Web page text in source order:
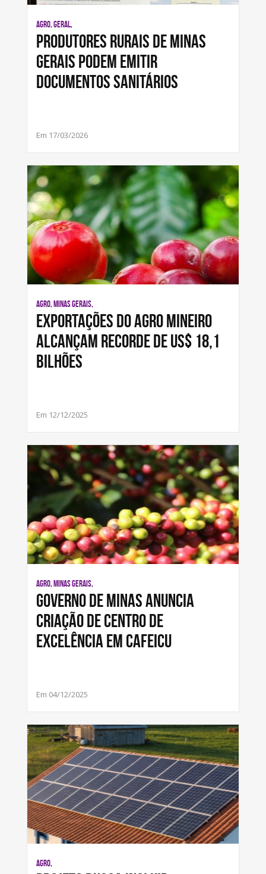
AGRO, GERAL,
Produtores rurais de Minas
Gerais podem emitir
documentos sanitários
Em 17/03/2026
AGRO, MINAS GERAIS,
Exportações do agro mineiro
alcançam recorde de US$ 18,1
bilhões
Em 12/12/2025
AGRO, MINAS GERAIS,
Governo de Minas anuncia
criação de centro de
excelência em cafeicu
Em 04/12/2025
AGRO,